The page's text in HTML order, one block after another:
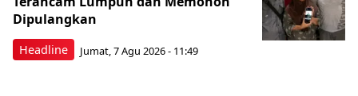
Headline
Dipulangkan
Jumat, 7 Agu 2026 - 11:49